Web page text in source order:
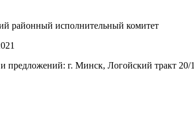
районный исполнительный комитет
предложений: г. Минск, Логойский тракт 20/1